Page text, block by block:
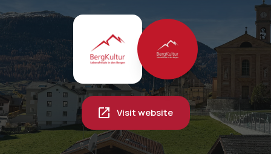
Visit website
Pyjama breakfast in
your vacation home -